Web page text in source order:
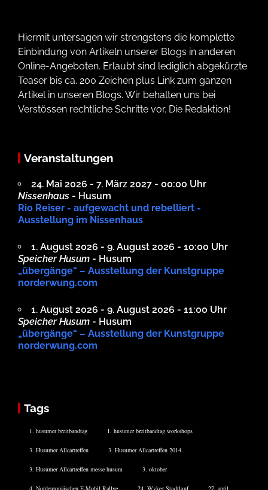
Hiermit untersagen wir strengstens die komplette
Einbindung von Artikeln unserer Blogs in anderen
Online-Angeboten. Erlaubt sind lediglich abgekürzte
Teaser bis ca. 200 Zeichen plus Link zum ganzen
Artikel in unseren Blogs. Wir behalten uns bei
Verstössen rechtliche Schritte vor. Die Redaktion!
Veranstaltungen
24. Mai 2026 - 7. März 2027 - 00:00 Uhr
Nissenhaus - Husum
Rio Reiser - aufgewacht und rebelliert -
Ausstellung im Nissenhaus
1. August 2026 - 9. August 2026 - 10:00 Uhr
Speicher Husum - Husum
„übergänge“ – Ausstellung der Kunstgruppe
norderwung.com
1. August 2026 - 9. August 2026 - 11:00 Uhr
Speicher Husum - Husum
„übergänge“ – Ausstellung der Kunstgruppe
norderwung.com
Tags
1. husumer breitbandtag 1. husumer breitbandtag workshops
3. Husumer Allcartreffen 3. Husumer Allcartreffen 2014
3. Husumer Allcartreffen messe husum 3. oktober